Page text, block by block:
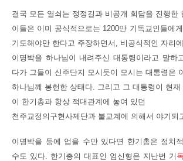
결국 모든 열쇠는 정정길과 비공개 회담을 진행한
이들은 이미 공식적으로는 1200만 기독교인들에
기도해야만 한다고 주장하면서, 비공식적인 자리
이명박을 하나님이 내려주신 대통령이라고 말하
다가 그들이 신주단지 모시듯이 모시는 대통령은
하나님께 봉헌한 상태다. 그리고 그 대통령이 현재
이 한기총과 항상 적대관계에 놓여 있던
천주교정의구현사제단과 불교계에 의해서 야기되
이명박을 등에 업을 수만 있다면 한기총은 정치
수도 있다. 한기총의 대표인 엄신형은 지난번 기